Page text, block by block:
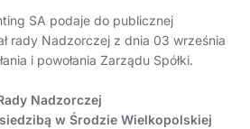
SA podaje do publicznej
rady Nadzorczej z dnia 03 września
i powołania Zarządu Spółki.
Nadzorczej
w Środzie Wielkopolskiej